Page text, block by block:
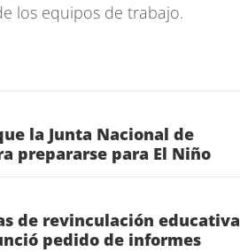
los equipos de trabajo.
la Junta Nacional de
prepararse para El Niño
de revinculación educativa
pedido de informes